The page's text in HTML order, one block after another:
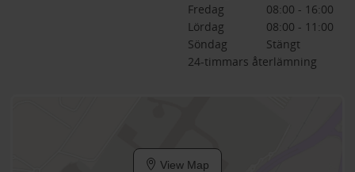
Fredag
08:00 - 16:00
Lördag
08:00 - 11:00
Söndag
Stängt
24-timmars återlämning
View Map